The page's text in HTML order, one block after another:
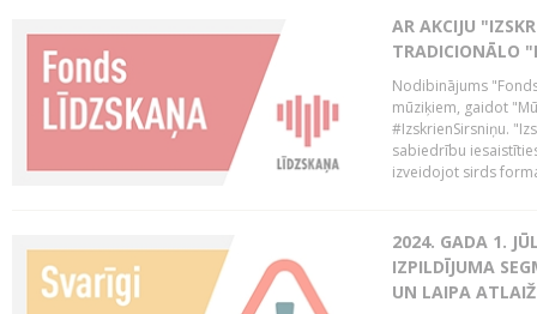
AR AKCIJU
TRADICIONĀLO
Nodibinājums
mūziķiem, gaidot
#IzskrienSirsniņu.
sabiedrību
izveidojot sirds
2024. GADA 1.
IZPILDĪJUMA
UN LAIPA